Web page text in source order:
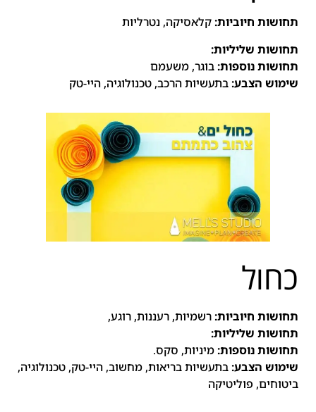
תחושות חיוביות:קלאסיקה, נטרליות
תחושות שליליות:
תחושות נוספות:בוגר, משעמם
שימוש הצבע:בתעשיות הרכב, טכנולוגיה, היי-טק
כחול
תחושות חיוביות:רשמיות, רעננות, רוגע,
תחושות שליליות:
תחושות נוספות:מיניות, סקס.
שימוש הצבע:בתעשיות בריאות, מחשוב, היי-טק, טכנולוגיה,
ביטוחים, פוליטיקה